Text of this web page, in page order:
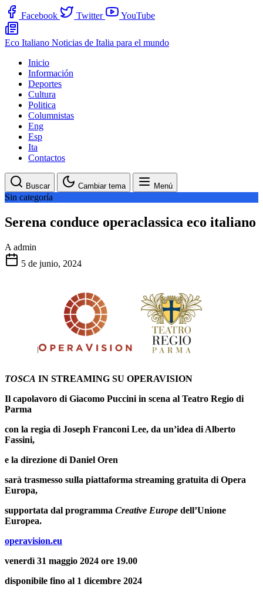
Facebook Twitter YouTube
Eco Italiano Noticias de Italia para el mundo
Inicio
Información
Deportes
Cultura
Politica
Columnistas
Eng
Esp
Ita
Contactos
Buscar Cambiar tema Menú
Sin categoría
Serena conduce operaclassica eco italiano
A admin
5 de junio, 2024
TOSCA IN STREAMING SU OPERAVISION
Il capolavoro di Giacomo Puccini in scena al Teatro Regio di
Parma
con la regia di Joseph Franconi Lee, da un’idea di Alberto
Fassini,
e la direzione di Daniel Oren
sarà trasmesso sulla piattaforma streaming gratuita di Opera
Europa,
supportata dal programma Creative Europe dell’Unione
Europea.
operavision.eu
venerdì 31 maggio 2024 ore 19.00
disponibile fino al 1 dicembre 2024